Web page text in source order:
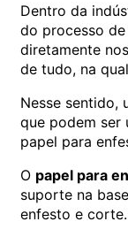
Dentro da
do processo
diretamente
de tudo, na
Nesse sentido,
que podem ser
papel para
O papel para
suporte na
enfesto e